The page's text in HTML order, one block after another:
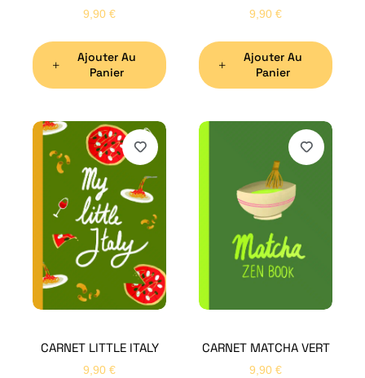
9,90 €
Ajouter Au
Panier
9,90 €
Ajouter Au
Panier
CARNET LITTLE ITALY
9,90 €
CARNET MATCHA VERT
9,90 €